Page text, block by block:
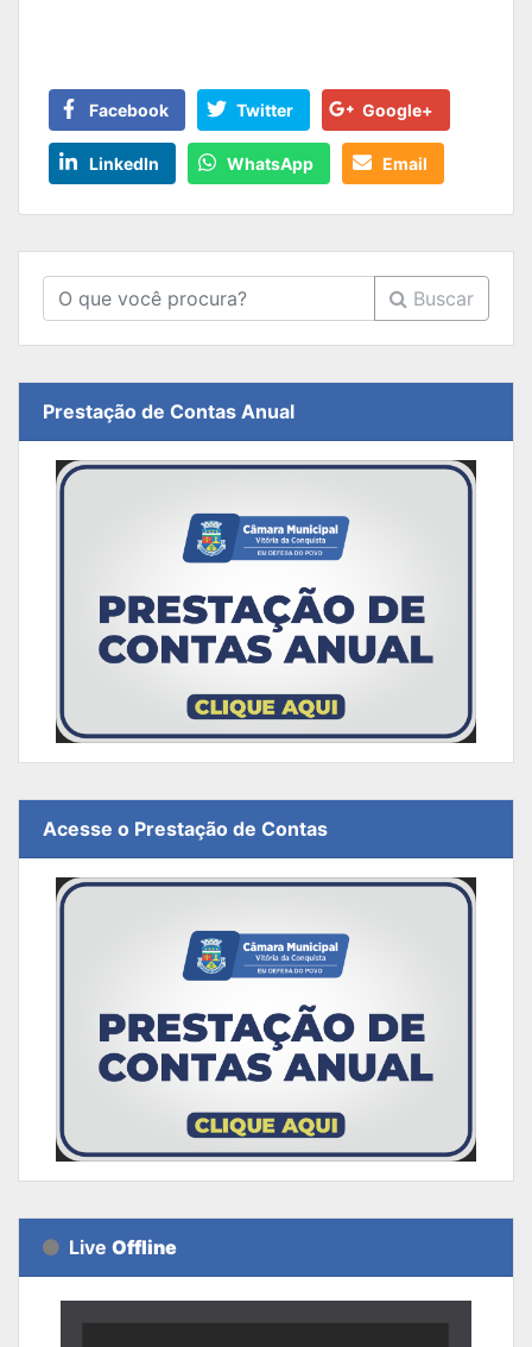
Facebook Twitter Google+
LinkedIn WhatsApp Email
Buscar
Prestação de Contas Anual
Acesse o Prestação de Contas
Live Offline